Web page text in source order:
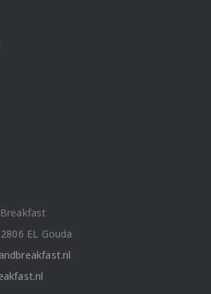
EL Gouda